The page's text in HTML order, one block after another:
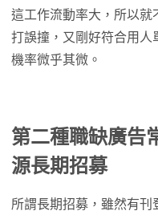
這工作流動率大，所以就
打誤撞，又剛好符合用人
機率微乎其微。
第二種職缺廣告
源長期招募
所謂長期招募，雖然有刊